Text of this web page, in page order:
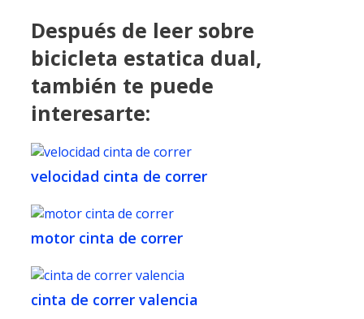
Después de leer sobre
bicicleta estatica dual,
también te puede
interesarte:
velocidad cinta de correr
motor cinta de correr
cinta de correr valencia